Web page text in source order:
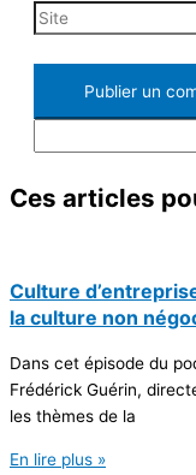
Ces articles
Culture
la culture non
Dans cet épisode du
Frédérick Guérin,
les thèmes de la
En lire plus »